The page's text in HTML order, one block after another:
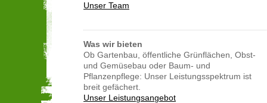
Unser Team
Was wir bieten
Ob Gartenbau, öffentliche Grünflächen, Obst-
und Gemüsebau oder Baum- und
Pflanzenpflege: Unser Leistungsspektrum ist
breit gefächert.
Unser Leistungsangebot